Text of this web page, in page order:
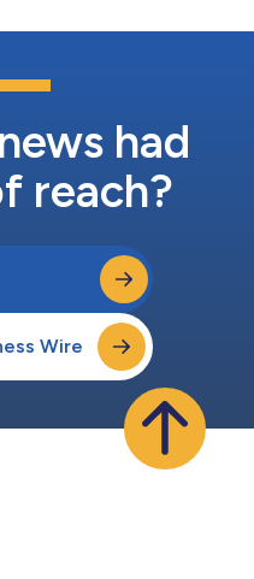
データとAIプロジェクトに
の基本要素である「データ
た。この機能は、コグナイ
す。さらに、「間接的な...
had
reach?
Wire